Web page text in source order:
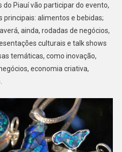
do Piauí vão participar do evento,
alimentos e bebidas;
ainda, rodadas de negócios,
culturais e talk shows
temáticas, como inovação,
economia criativa,